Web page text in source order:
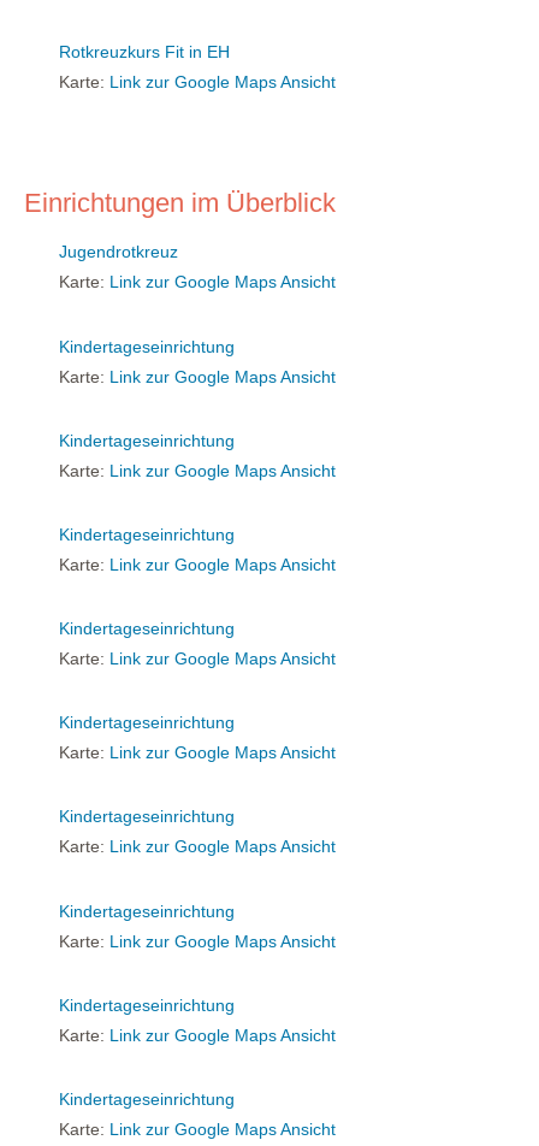
Rotkreuzkurs Fit in EH
Karte: Link zur Google Maps Ansicht
Einrichtungen im Überblick
Jugendrotkreuz
Karte: Link zur Google Maps Ansicht
Kindertageseinrichtung
Karte: Link zur Google Maps Ansicht
Kindertageseinrichtung
Karte: Link zur Google Maps Ansicht
Kindertageseinrichtung
Karte: Link zur Google Maps Ansicht
Kindertageseinrichtung
Karte: Link zur Google Maps Ansicht
Kindertageseinrichtung
Karte: Link zur Google Maps Ansicht
Kindertageseinrichtung
Karte: Link zur Google Maps Ansicht
Kindertageseinrichtung
Karte: Link zur Google Maps Ansicht
Kindertageseinrichtung
Karte: Link zur Google Maps Ansicht
Kindertageseinrichtung
Karte: Link zur Google Maps Ansicht